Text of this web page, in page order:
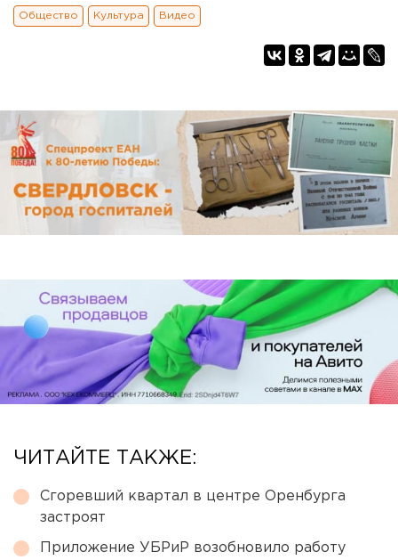
Общество Культура Видео
ЧИТАЙТЕ ТАКЖЕ:
Сгоревший квартал в центре Оренбурга
застроят
Приложение УБРиР возобновило работу